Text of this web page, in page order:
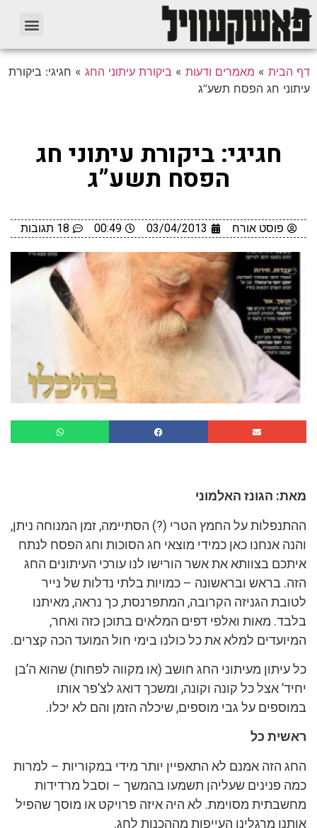
דף הבית » מאמרים ודעות » ביקורת עיתוני החג » חגיגי: ביקורת
עיתוני חג הפסח תשע”ג
חגיגי: ביקורת עיתוני חג
הפסח תשע”ג
פוסט אורח 03/04/2013
00:49 18 תגובות
מאת: הגונז האלמוני
ההתנפלות על החמץ הטרי (?) הסתיימה, זמן המנוחה ניתן,
והנה אנחנו כאן כמידי מוצאי חג הסוכות וחג הפסח לנתח
איתכם בצוותא את אשר הורישו לנו עורכי העיתונים החג
הזה. בראש ובראשונה – כמויות בלתי נדלות של נייר
לטובת הגניזה הקרובה, המתפרנסת, כך נראה, מאיתנו
בלבד. מאות ואלפי דפים המלאים בתוכן כזה ואחר,
המיועדים למלא את כל כולנו בימי חול המועד הכה קצרים.
כל עיתון מעיתוני החג חושב (או מקווה לפחות) שהוא ה’בן
יחיד’ אצל כל קונה וקונה, ומשכך דואג לצ’פר אותו
במוספים על גבי מוספים, שיכלה הזמן והם לא יכלו.
ראשית כל
החג הזה אמנם לא התאפיין יותר מידי במקוריות – למרות
כמה פנינים שעליהן תשמעו בהמשך – וסבל מרדידות
מחשבתית מסוימת. לא היה איזה פרויקט או מוסך שהפיל
אותנו מרגלינו העייפות מההכנות לחג.